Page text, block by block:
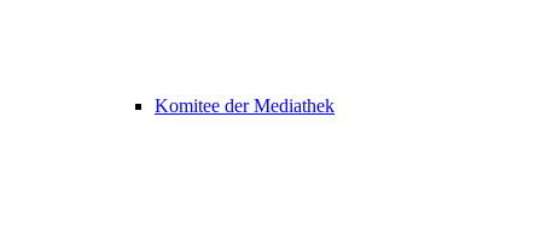
Komitee der Mediathek